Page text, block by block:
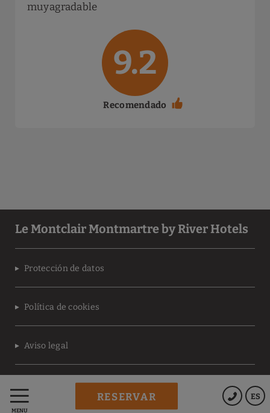
MENÚ
ES
RESERVAR
muyagradable
9.2
Recomendado
Le Montclair Montmartre by River Hotels
Protección de datos
Política de cookies
Aviso legal
Powered by Keytel
Compra segura